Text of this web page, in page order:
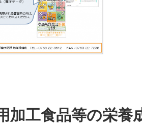
加工食品等の栄養